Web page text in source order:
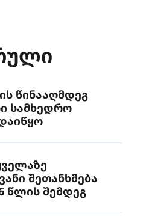
წინააღმდეგ
სამხედრო
შეთანხმება
წლის შემდეგ